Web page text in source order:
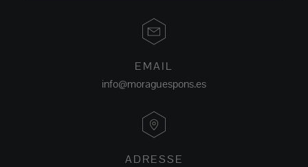
EMAIL
info@moraguespons.es
ADRESSE